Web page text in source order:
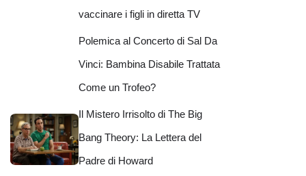
vaccinare i figli in diretta TV
Polemica al Concerto di Sal Da
Vinci: Bambina Disabile Trattata
Come un Trofeo?
Il Mistero Irrisolto di The Big
Bang Theory: La Lettera del
Padre di Howard